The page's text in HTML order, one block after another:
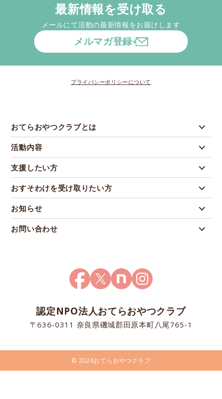
最新情報を受け取る
メールにて活動の最新情報をお届けします
メルマガ登録
プライバシーポリシーについて
おてらおやつクラブとは
活動内容
支援したい方
おすそわけを受け取りたい方
お知らせ
お問い合わせ
認定NPO法人おてらおやつクラブ
〒636-0311 奈良県磯城郡田原本町八尾765-1
© 2026おてらおやつクラブ